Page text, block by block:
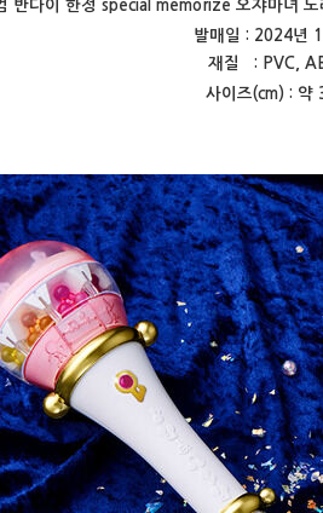
반다이 한정 special memorize 오쟈마녀 도
발매일 : 2024년
재질 : PVC,
사이즈(cm) : 약